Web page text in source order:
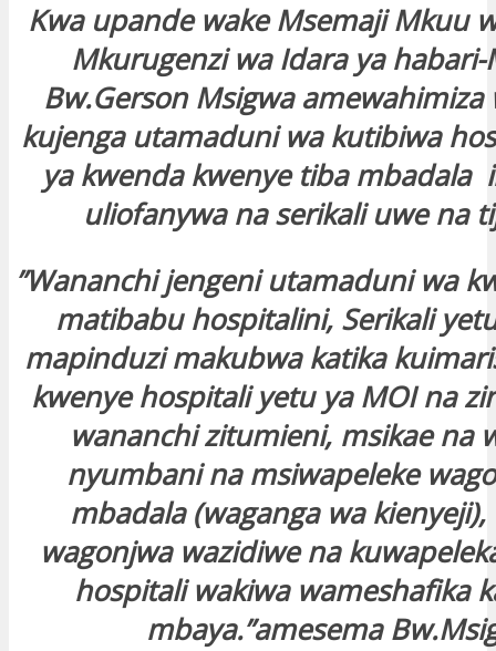
Kwa upande wake Msemaji Mkuu
Mkurugenzi wa Idara ya habari-
Bw.Gerson Msigwa amewahimiza
kujenga utamaduni wa kutibiwa
ya kwenda kwenye tiba mbadala
uliofanywa na serikali uwe na
”Wananchi jengeni utamaduni wa
matibabu hospitalini, Serikali
mapinduzi makubwa katika
kwenye hospitali yetu ya MOI na
wananchi zitumieni, msikae na
nyumbani na msiwapeleke
mbadala (waganga wa
wagonjwa wazidiwe na
hospitali wakiwa wameshafika
mbaya.”amesema